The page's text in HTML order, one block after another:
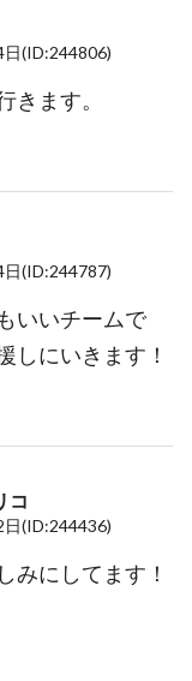
(ID:244806)
きます。
(ID:244787)
いいチームで
しにいきます！
コ
(ID:244436)
みにしてます！